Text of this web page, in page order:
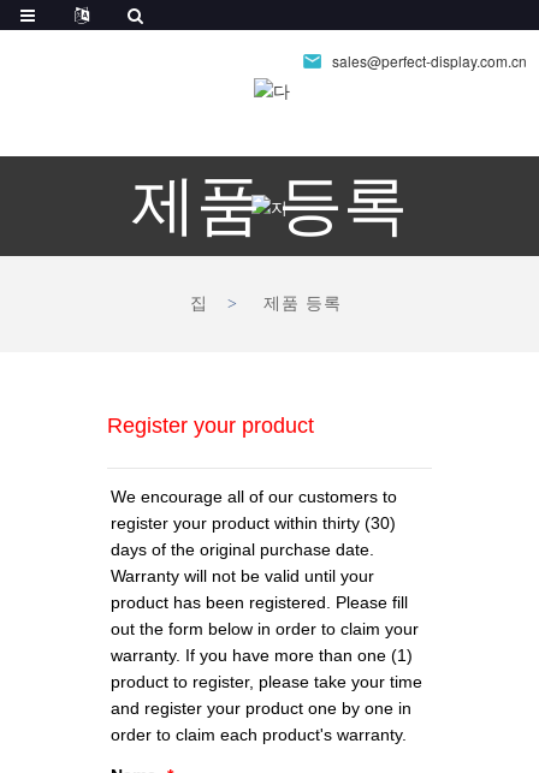
sales@perfect-display.com.cn
제품 등록
집 제품 등록